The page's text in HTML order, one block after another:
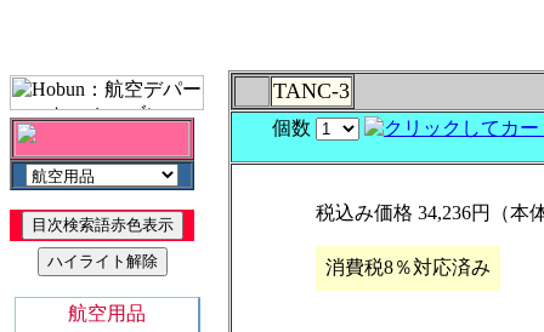
TANC-3
個数
税込み価格 34,236円（本
消費税8％対応済み